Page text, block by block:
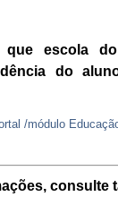
escola
do
/módulo
consulte